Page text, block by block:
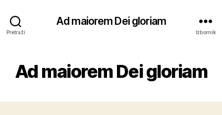
Pretraži
Ad maiorem Dei gloriam
Izbornik
Ad maiorem Dei gloriam